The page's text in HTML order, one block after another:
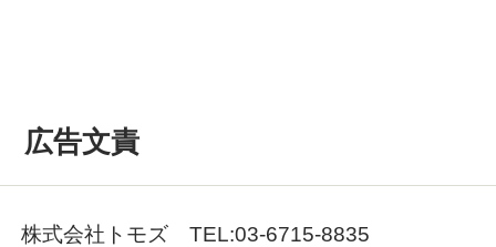
広告文責
株式会社トモズ TEL:03-6715-8835